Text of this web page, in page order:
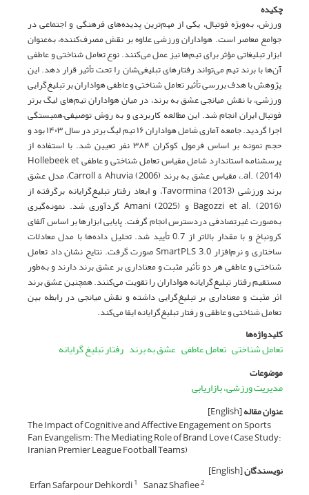
چکیده
ورزش، به‌ویژه فوتبال، یکی از مهم‌ترین پدیده‌های فرهنگی و اجتماعی در
جوامع معاصر است. هواداران ورزشی علاوه بر نقش مصرف‌کننده، به‌عنوان
ابزار تبلیغاتی مؤثر برای تیم‌ها نیز عمل می‌کنند. نوع تعامل شناختی و عاطفی
آن‌ها با برند تیم می‌تواند رفتارهای تبلیغی‌شان را تحت تأثیر قرار دهد. این
پژوهش با هدف بررسی تأثیر تعامل شناختی و عاطفی هواداران بر تبلیغ‌گرایی
ورزشی، با نقش میانجی عشق به برند، در میان هواداران تیم‌های لیگ برتر
فوتبال ایران انجام شد. این مطالعه کاربردی و به روش توصیفی–همبستگی
اجرا گردید. جامعه آماری شامل هواداران ۱۶ تیم لیگ برتر در سال ۱۴۰۳ بود و
حجم نمونه بر اساس فرمول کوکران ۳۸۴ نفر تعیین شد. با استفاده از
پرسشنامه استاندارد شامل مقیاس تعامل شناختی و عاطفی Hollebeek et
al. (2014).، مقیاس عشق به برند Carroll & Ahuvia (2006)، مدل عشق
برند ورزشی Tavormina (2013)، و ابعاد رفتار تبلیغ‌گرایانه برگرفته از
Bagozzi et al. (2016) و Amani (2025) گردآوری شد. نمونه‌گیری
به‌صورت غیرتصادفی دردسترس انجام گرفت. پایایی ابزارها بر اساس آلفای
کرونباخ و با مقدار بالاتر از 0.7 تأیید شد. تحلیل داده‌ها با مدل معادلات
ساختاری و نرم‌افزار SmartPLS 3.0 صورت گرفت. نتایج نشان داد تعامل
شناختی و عاطفی هر دو تأثیر مثبت و معناداری بر عشق برند دارند و به‌طور
مستقیم رفتار تبلیغ‌گرایانه هواداران را تقویت می‌کنند. همچنین عشق برند
اثر مثبت و معناداری بر تبلیغ‌گرایی داشته و نقش میانجی در رابطه بین
تعامل شناختی و عاطفی و رفتار تبلیغ‌گرایانه ایفا می‌کند.
کلیدواژه‌ها
تعامل شناختی تعامل عاطفی عشق به برند رفتار تبلیغ گرایانه
موضوعات
مدیریت ورزشی، بازاریابی
عنوان مقاله[English]
The Impact of Cognitive and Affective Engagement on Sports
Fan Evangelism: The Mediating Role of Brand Love (Case Study:
Iranian Premier League Football Teams)
نویسندگان[English]
Erfan Safarpour Dehkordi1 Sanaz Shafiee2